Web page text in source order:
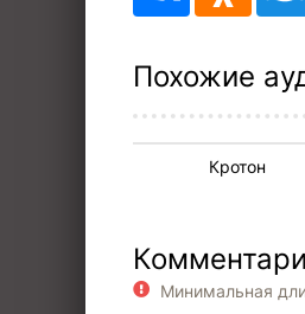
Похожие
Кротон
Минимальная